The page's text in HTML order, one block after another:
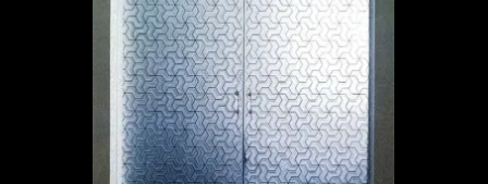
关于M+藏品